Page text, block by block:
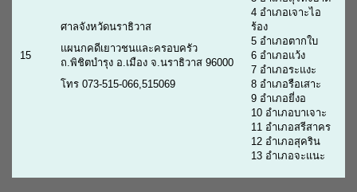
15
ศาลจังหวัดนราธิวาส
แผนกคดีเยาวชนและครอบครัว
ถ.พิชิตบำรุง อ.เมือง จ.นราธิวาส 96000
โทร 073-515-066,515069
4 อำเภอเจาะไอ
ร้อง
5 อำเภอตากใบ
6 อำเภอแว้ง
7 อำเภอระแงะ
8 อำเภอรือเสาะ
9 อำเภอยี่งอ
10 อำเภอบาเจาะ
11 อำเภอสรีสาคร
12 อำเภอสุคริน
13 อำเภอจะแนะ